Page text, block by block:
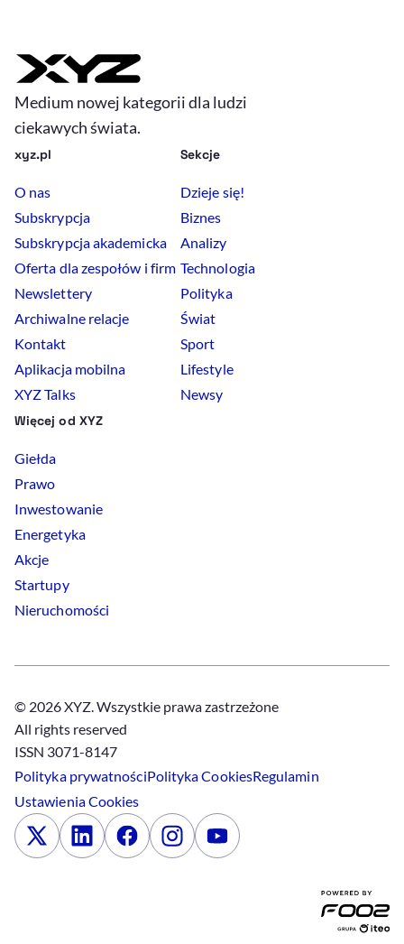
Medium nowej kategorii dla ludzi
ciekawych świata.
xyz.pl
O nas
Subskrypcja
Subskrypcja akademicka
Oferta dla zespołów i firm
Newslettery
Archiwalne relacje
Kontakt
Aplikacja mobilna
XYZ Talks
Sekcje
Dzieje się!
Biznes
Analizy
Technologia
Polityka
Świat
Sport
Lifestyle
Newsy
Więcej od XYZ
Giełda
Prawo
Inwestowanie
Energetyka
Akcje
Startupy
Nieruchomości
© 2026 XYZ. Wszystkie prawa zastrzeżone
All rights reserved
ISSN 3071-8147
Polityka prywatnościPolitykaCookiesRegulamin
UstawieniaCookies
x LinkedinFacebookInstagramYoutube